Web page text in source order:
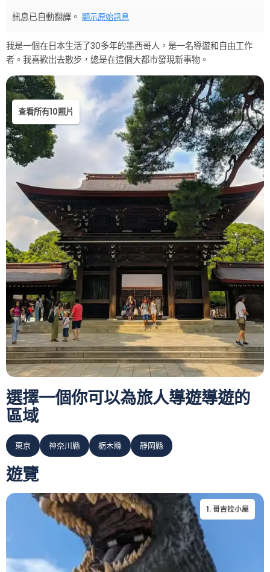
訊息已自動翻譯。 顯示原始訊息
我是一個在日本生活了30多年的墨西哥人，是一名導遊和自由工作
者。我喜歡出去散步，總是在這個大都市發現新事物。
查看所有10照片
選擇一個你可以為旅人導遊導遊的
區域
東京 神奈川縣 栃木縣 靜岡縣
遊覽
1.哥吉拉小屋